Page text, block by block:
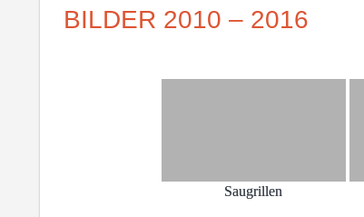
BILDER 2010 – 2016
Saugrillen